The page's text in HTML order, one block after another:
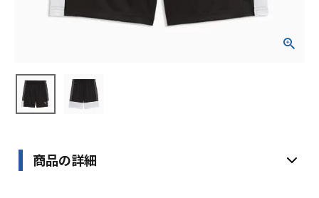
メルマガ登録
商品の詳細